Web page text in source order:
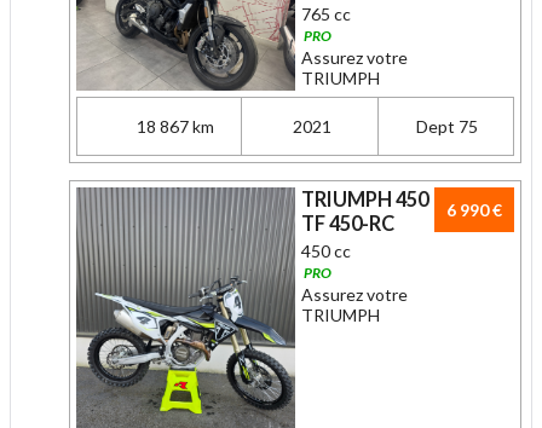
765 cc
PRO
Assurez votre
TRIUMPH
18 867 km 2021 Dept 75
6 990 €
TRIUMPH 450
TF 450-RC
450 cc
PRO
Assurez votre
TRIUMPH